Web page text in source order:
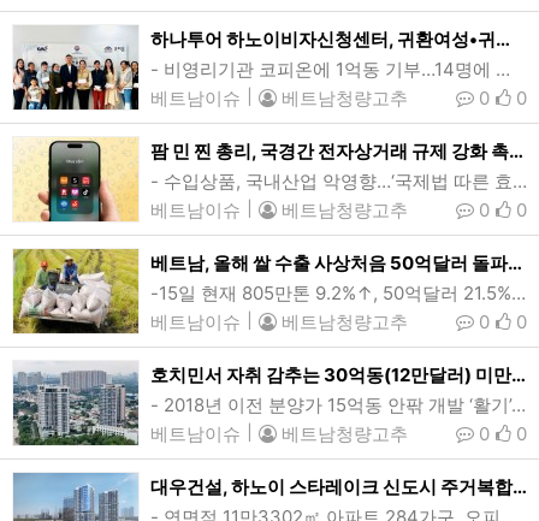
하나투어 하노이비자신청센터, 귀환여성•귀환아동 지원
- 비영리기관 코피온에 1억동 기부…14명에 전달하나투어가 운영중인 하노이비자신청센터가 외교부 등록 비영리기관 코피온을 통해 베트남 귀환여성 및 자녀들을 지원한다. 하노이비자신청센터 관계자가 귀환여성들에게 지원금을 전달한뒤 함께 사진을 찍고있다. (사진=하노이비자신청센터) [인사이드비나=하노이, 장연환 기자] 하나투어가 운영중인 하노이비자신청센터(KVAC)가 귀환여성 및 그들의 자녀를 지원하는 사업에 참여한다.하노이비자신청센터는 지난 26일 하이퐁에 위치한 LS 드림센터에서 외교통상부 등록 비영리기관인 코피온(CO…
베트남이슈
베트남청량고추 0
0
팜 민 찐 총리, 국경간 전자상거래 규제 강화 촉구…테무·쉬인 등
- 수입상품, 국내산업 악영향…‘국제법 따른 효과적 관리책’ 마련 지시- 플랫폼 등록의무, 해외 소액물품 부가세 면세 폐지 등 다각도 규제 강화베트남 소비자들이 이커머스 플랫폼을 통해 손쉽게 해외직구에 나서고 있는데다 최근 상륙한 중국 '알테쉬(알리익스프레스·테무·쉬인)' 플랫폼들이 저렴한 가격을 내세워 시장진출을 가속화하면서 베트남산 상품의 타격이 우려되자 팜 민 찐 총리가 관련부처에 대책마련을 지시했다. (사진=VnExpress/Vien Thong)[인사이드비나=하노이, 이희상 기자] 베트남이 국경간 전자상거래를 통해 …
베트남이슈
베트남청량고추 0
0
베트남, 올해 쌀 수출 사상처음 50억달러 돌파…수입도 역대최대
-15일 현재 805만톤 9.2%↑, 50억달러 21.5%...톤당 622달러 12%↑- 2위시장 인니 수입중단 가능성 등 내년 전망 ‘불투명’- 수입 320만톤...값싼 쌀제품 가공용 수요 때문베트남의 쌀 수출액이 사상처음으로 50억달러를 넘어섰다. 11월 전반기(1~15일) 기준 쌀 수출은 805만톤, 50억달러를 기록했다. 이는 전년동기대비 9.2%, 21.5% 증가한 것으로, 평균수출가는 톤당 626달러로 12% 올랐다. (사진=baodautu)[인사이드비나=하노이, 장연환 기자] 올들어 베트남의 쌀 수출액…
베트남이슈
베트남청량고추 0
0
호치민서 자취 감추는 30억동(12만달러) 미만 새 아파트
- 2018년 이전 분양가 15억동 안팎 개발 ‘활기’…이후 평균가 오름세 지속- 업계 “내년까지 분양가 6000만동/㎡ 미만 사업 희박”- 법개정, 지가상승 등 고급주거 개발 부추겨…단기적 가격안정 없을 것호치민 동부지역 아파트단지 모습. 호치민시에서 분양가 30억동(11.8만8250달러) 미만 아파트가 자취를 감추고 있다. (사진=VnExpress/Quynh Tran)[인사이드비나=호치민, 응웬 늇(Nguyen nhut) 기자] 호치민시에서 분양가 30억동(11만8250달러) 미만 아파트가 …
베트남이슈
베트남청량고추 0
0
대우건설, 하노이 스타레이크 신도시 주거복합시설 착공